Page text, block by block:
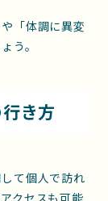
「体調に異変
う。
き方
て個人で訪れ
クセスも可能